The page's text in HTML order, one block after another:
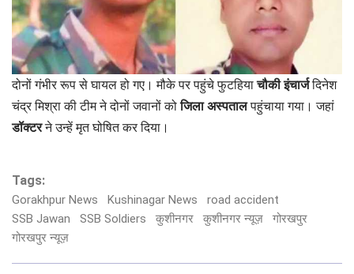
दोनों गंभीर रूप से घायल हो गए। मौके पर पहुंचे फुटहियाचौकी इंचार्जदिनेश
चंद्र मिश्रा की टीम ने दोनों जवानों कोजिला अस्पतालपहुंचाया गया। जहां
डॉक्टरने उन्हें मृत घोषित कर दिया।
Tags:
Gorakhpur News Kushinagar News
road accident
SSB Jawan
SSB Soldiers कुशीनगर कुशीनगर न्यूज़
गोरखपुर
गोरखपुर न्यूज़